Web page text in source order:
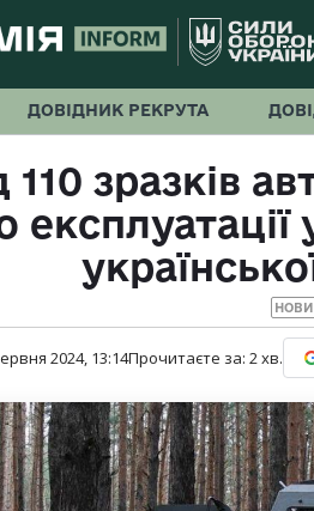
ДОВІДНИК РЕКРУТА
зразків
2024, 13:14Прочитаєте за: 2хв.